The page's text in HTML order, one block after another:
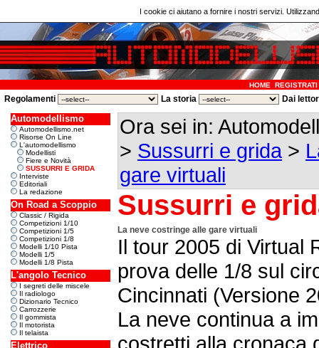
I cookie ci aiutano a fornire i nostri servizi.
HOME REGISTRATI
Regolamenti La storia Dai
Automodellismo
Automodellismo.net
Risorse On Line
L'automodellismo
Modellisti
Fiere e Novità
SUSSURRI E GRIDA
Interviste
Editoriali
La redazione
On Road a Scoppio
Classic / Rigida
Competizioni 1/10
Competizioni 1/5
Competizioni 1/8
Modelli 1/10 Pista
Modelli 1/5
Modelli 1/8 Pista
L'angolo Tecnico
I segreti delle miscele
Il radiologo
Dizionario Tecnico
Carrozzerie
Il gommista
Il motorista
Il telaista
Elettrico
Ora sei in:
> Sussurri e grida >
gare virtuali
Sussurri e
La neve costringe alle gare virtuali
Il tour 2005 di Virtual
prova delle 1/8 sul
Cincinnati (Versione
La neve continua a